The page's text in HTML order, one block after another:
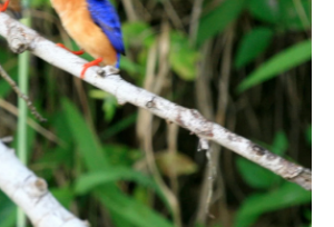
hit
en roadtrip? Perfekt! Den här